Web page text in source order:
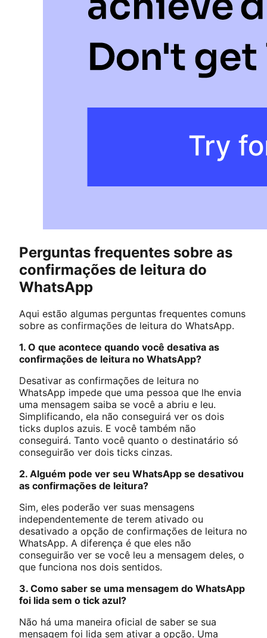
Perguntas frequentes sobre as
confirmações de leitura do
WhatsApp
Aqui estão algumas perguntas frequentes comuns
sobre as confirmações de leitura do WhatsApp.
1. O que acontece quando você desativa as
confirmações de leitura no WhatsApp?
Desativar as confirmações de leitura no
WhatsApp impede que uma pessoa que lhe envia
uma mensagem saiba se você a abriu e leu.
Simplificando, ela não conseguirá ver os dois
ticks duplos azuis. E você também não
conseguirá. Tanto você quanto o destinatário só
conseguirão ver dois ticks cinzas.
2. Alguém pode ver seu WhatsApp se desativou
as confirmações de leitura?
Sim, eles poderão ver suas mensagens
independentemente de terem ativado ou
desativado a opção de confirmações de leitura no
WhatsApp. A diferença é que eles não
conseguirão ver se você leu a mensagem deles, o
que funciona nos dois sentidos.
3. Como saber se uma mensagem do WhatsApp
foi lida sem o tick azul?
Não há uma maneira oficial de saber se sua
mensagem foi lida sem ativar a opção. Uma